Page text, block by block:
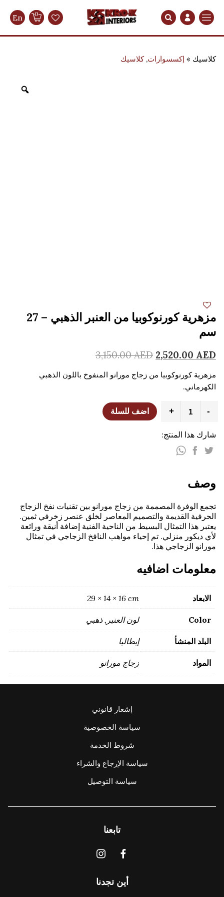
Search
0
En
كلاسيك إكسسوارات,كلاسيك
مزهرية كورنوكوبيا من العنبر الذهبي – 27
سم
3,150.00AED 2,520.00 AED
مزهرية كورنوكوبيا من زجاج مورانو المنفوخ باللون الذهبي
الكهرماني.
-
كورنوكوبيا
العنبر
الذهبي
كمية
+ اضف للسلة
شارك هذا المنتج:
وصف
تجمع الوفرة المصممة من زجاج مورانو بين تقنيات نفخ الزجاج
الحرفية القديمة والتصميم المعاصر لخلق عنصر زخرفي ثمين.
يعتبر هذا التمثال البسيط من الناحية الفنية إضافة أنيقة ورائعة
لأي ديكور منزلي. تم إحياء مواهب النافخ الزجاجي في تمثال
مورانو الزجاجي هذا.
معلومات اضافيه
الابعاد 29 × 14 × 16 cm
Color لون العنبر, ذهبي
البلد المنشأ إيطاليا
المواد زجاج مورانو
إشعار قانوني
سياسة الخصوصية
شروط الخدمة
سياسة الإرجاع والشراء
سياسة التوصيل
أين تجدنا
تابعنا